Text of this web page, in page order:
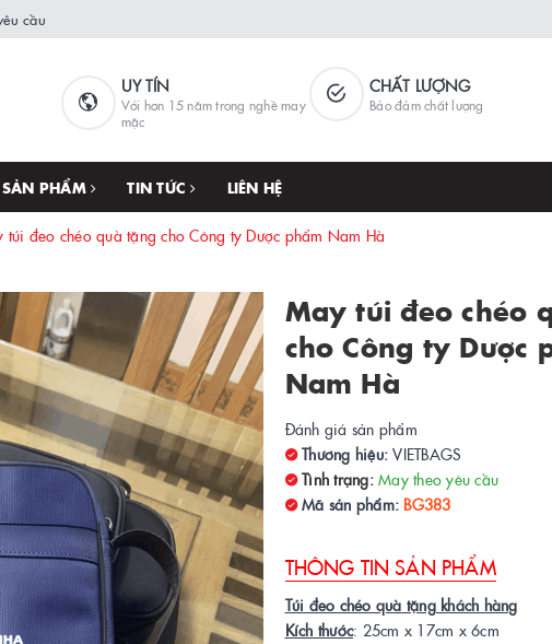
cầu
UY TÍN
Với hơn 15 năm trong nghề may
mặc
CHẤT LƯỢNG
Bảo đảm chất lượng
SẢN PHẨM TIN TỨC LIÊN HỆ
túi đeo chéo quà tặng cho Công ty Dược phẩm Nam Hà
May túi đeo chéo
cho Công ty Dược
Nam Hà
Đánh giá sản phẩm
Thương hiệu: VIETBAGS
Tình trạng: May theo yêu cầu
Mã sản phẩm:BG383
THÔNG TIN SẢN PHẨM
Túi đeo chéo quà tặng khách hàng
Kích thước: 25cm x 17cm x 6cm